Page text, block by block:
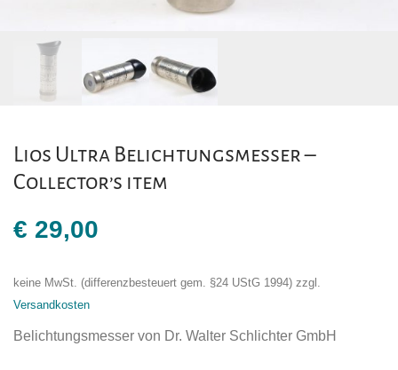
Lios Ultra Belichtungsmesser –
Collector’s item
€ 29,00
keine MwSt. (differenzbesteuert gem. §24 UStG 1994) zzgl.
Versandkosten
Belichtungsmesser von Dr. Walter Schlichter GmbH